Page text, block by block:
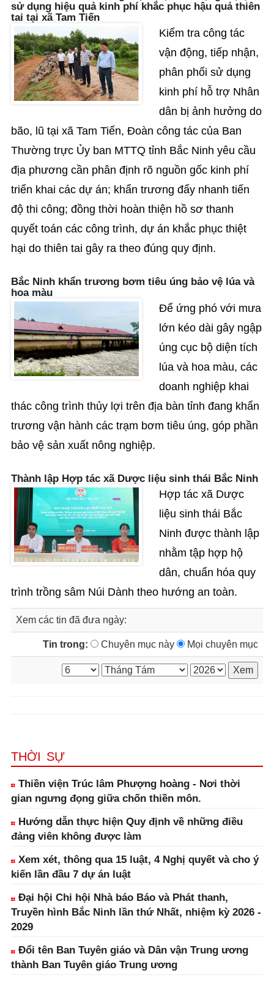
sử dụng hiệu quả kinh phí khắc phục hậu quả thiên
tai tại xã Tam Tiến
Kiểm tra công tác
vận động, tiếp nhận,
phân phối sử dụng
kinh phí hỗ trợ Nhân
dân bị ảnh hưởng do
bão, lũ tại xã Tam Tiến, Đoàn công tác của Ban
Thường trực Ủy ban MTTQ tỉnh Bắc Ninh yêu cầu
địa phương cần phân định rõ nguồn gốc kinh phí
triển khai các dự án; khẩn trương đẩy nhanh tiến
độ thi công; đồng thời hoàn thiện hồ sơ thanh
quyết toán các công trình, dự án khắc phục thiệt
hại do thiên tai gây ra theo đúng quy định.
Bắc Ninh khẩn trương bơm tiêu úng bảo vệ lúa và
hoa màu
Để ứng phó với mưa
lớn kéo dài gây ngập
úng cục bộ diện tích
lúa và hoa màu, các
doanh nghiệp khai
thác công trình thủy lợi trên địa bàn tỉnh đang khẩn
trương vận hành các trạm bơm tiêu úng, góp phần
bảo vệ sản xuất nông nghiệp.
Thành lập Hợp tác xã Dược liệu sinh thái Bắc Ninh
Hợp tác xã Dược
liệu sinh thái Bắc
Ninh được thành lập
nhằm tập hợp hộ
dân, chuẩn hóa quy
trình trồng sâm Núi Dành theo hướng an toàn.
Xem các tin đã đưa ngày:
Tin trong: Chuyên mục này Mọi chuyên mục
THỜI SỰ
Thiền viện Trúc lâm Phượng hoàng - Nơi thời
gian ngưng đọng giữa chốn thiền môn.
Hướng dẫn thực hiện Quy định về những điều
đảng viên không được làm
Xem xét, thông qua 15 luật, 4 Nghị quyết và cho ý
kiến lần đầu 7 dự án luật
Đại hội Chi hội Nhà báo Báo và Phát thanh,
Truyền hình Bắc Ninh lần thứ Nhất, nhiệm kỳ 2026 -
2029
Đổi tên Ban Tuyên giáo và Dân vận Trung ương
thành Ban Tuyên giáo Trung ương